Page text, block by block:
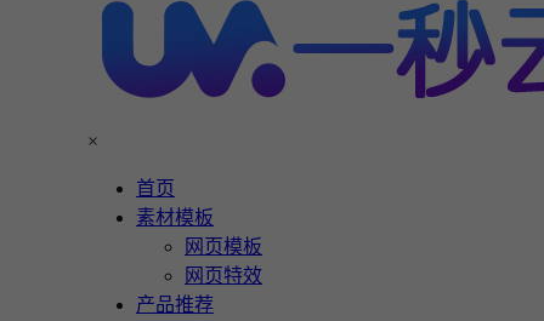
×
首页
素材模板
网页模板
网页特效
产品推荐